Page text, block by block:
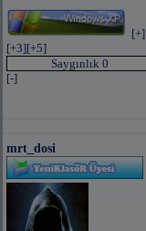
[+]
[+3][+5]
Saygınlık 0
[-]
mrt_dosi